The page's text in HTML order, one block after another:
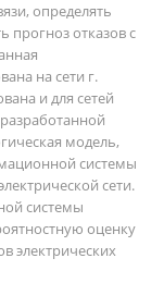
определять
прогноз отказов с
на сети г.
и для сетей
модель,
системы
сети.
системы
оценку
электрических